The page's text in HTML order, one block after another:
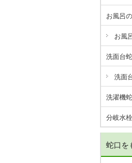
お風呂
お風
洗面台
洗面
洗濯機
分岐水
蛇口を